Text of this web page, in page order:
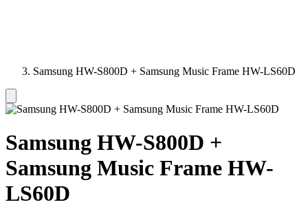
Samsung HW-S800D + Samsung Music Frame HW-LS60D
Samsung HW-S800D +
Samsung Music Frame HW-
LS60D